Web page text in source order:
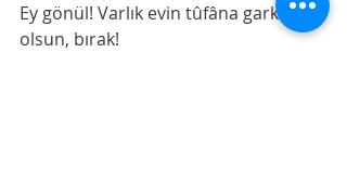
Ey gönül! Varlık evin tûfâna gark
olsun, bırak!